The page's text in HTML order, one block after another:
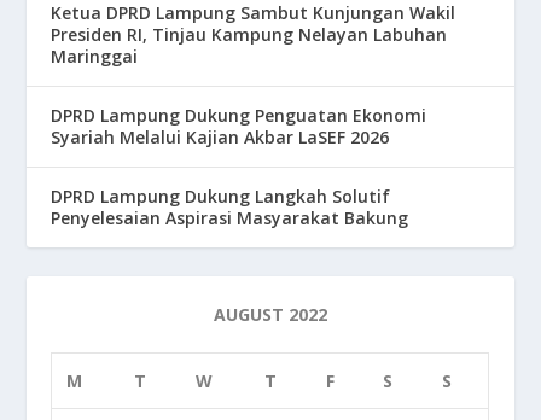
Ketua DPRD Lampung Sambut Kunjungan Wakil
Presiden RI, Tinjau Kampung Nelayan Labuhan
Maringgai
DPRD Lampung Dukung Penguatan Ekonomi
Syariah Melalui Kajian Akbar LaSEF 2026
DPRD Lampung Dukung Langkah Solutif
Penyelesaian Aspirasi Masyarakat Bakung
AUGUST 2022
M T W T F S S